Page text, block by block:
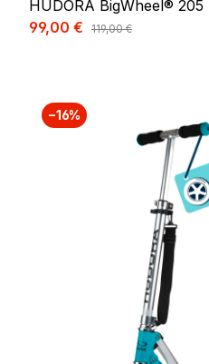
HUDORA BigWheel® 205
Prix de vente :
99,00 € Prix régulier :
119,00 €
−16%